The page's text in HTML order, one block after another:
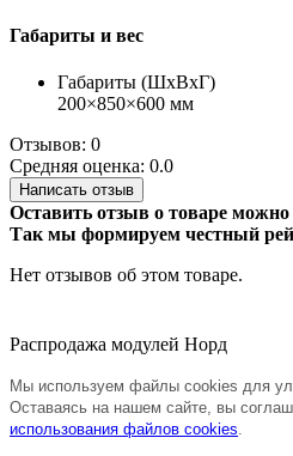
Габариты и вес
Габариты (ШхВхГ)
200×850×600 мм
Отзывов: 0
Средняя оценка: 0.0
Написать отзыв
Оставить отзыв о товаре можно
Так мы формируем честный
Нет отзывов об этом товаре.
Распродажа модулей Норд
Мы используем файлы cookies для
Оставаясь на нашем сайте, вы
использования файлов cookies